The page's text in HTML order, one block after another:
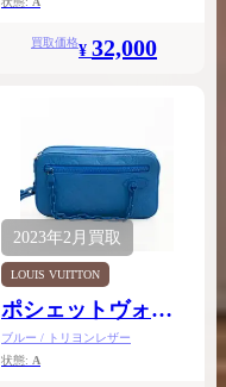
買取価格¥ 32,000
2023年2月 買取
LOUIS VUITTON
ポシェットヴォル
ガ
ブルー / トリヨンレザー
状態: A